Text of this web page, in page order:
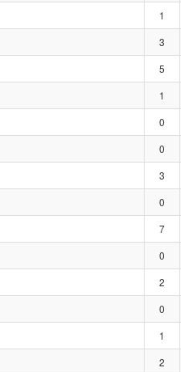
1
3
5
1
0
0
3
0
7
0
2
0
1
2